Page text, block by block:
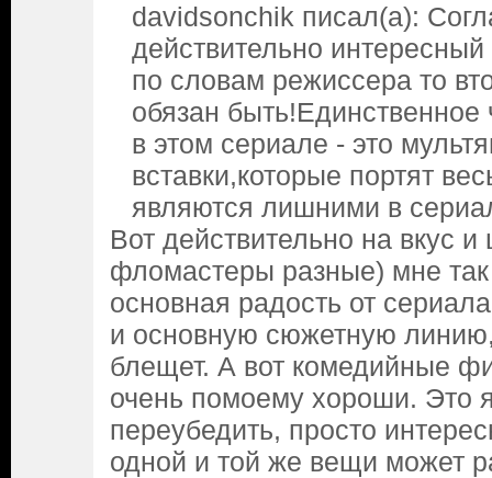
davidsonchik писал(а):
действительно
по словам режиссера то
обязан быть!Единственное
в этом сериале - это
вставки,которые портят
являются лишними в
Вот действительно на вкус и
фломастеры разные) мне так
основная радость от
и основную сюжетную
блещет. А вот комедийные
очень помоему хороши. Это
переубедить, просто
одной и той же вещи может